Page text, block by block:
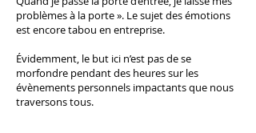
problèmes à la porte ». Le sujet des émotions
est encore tabou en entreprise.
Évidemment, le but ici n’est pas de se
morfondre pendant des heures sur les
évènements personnels impactants que nous
traversons tous.